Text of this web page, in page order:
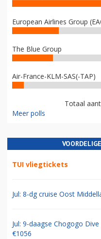
European Airlines Group
The Blue Group
Air-France-KLM-SAS(-TAP)
Totaal
Meer polls
TUI vliegtickets
Jul: 8-dg cruise Oost
Jul: 9-daagse Chogogo
€1056